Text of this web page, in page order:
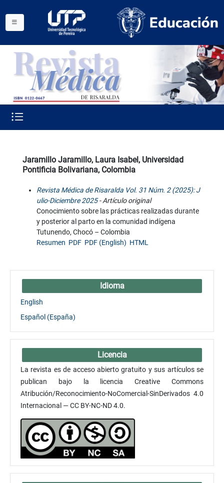
Jaramillo Jaramillo, Laura Isabel, Universidad
Pontificia Bolivariana, Colombia
Revista Médica de Risaralda Vol. 31 Núm. 2 (2025): J
ulio-Diciembre 2025- Artículo original
Conocimiento sobre las prácticas realizadas durante
y posterior al parto en la comunidad indígena
Tutunendo, Chocó – Colombia
Resumen PDF PDF (English) HTML
Idioma
English
Español (España)
Licencia
La revista es de acceso abierto gratuito y sus artículos se
publican bajo la licencia Creative Commons
Atribución/Reconocimiento-NoComercial-SinDerivados 4.0
Internacional — CC BY-NC-ND 4.0.